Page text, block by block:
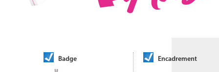
Badge Encadrement